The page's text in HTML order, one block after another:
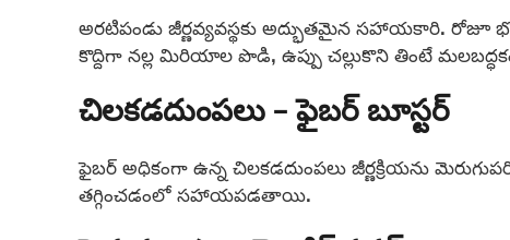
అరటిపండు జీర్ణవ్యవస్థకు అద్భుతమైన సహాయకారి. రోజూ
కొద్దిగా నల్ల మిరియాల పొడి, ఉప్పు చల్లుకొని తింటే
చిలకడదుంపలు – ఫైబర్ బూస్టర్
ఫైబర్ అధికంగా ఉన్న చిలకడదుంపలు జీర్ణక్రియను
తగ్గించడంలో సహాయపడతాయి.